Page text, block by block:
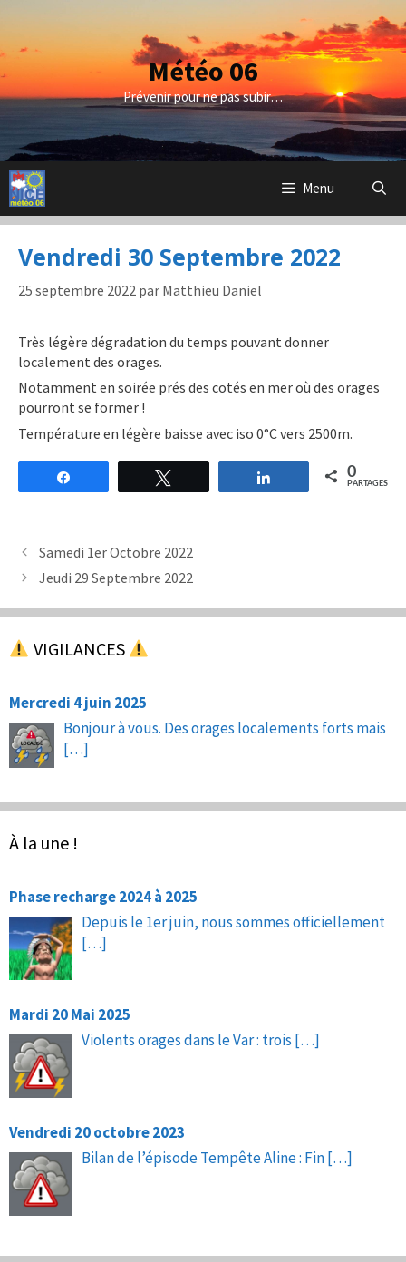
contenu
Météo 06
Prévenir pour ne pas subir…
Menu
Vendredi 30 Septembre 2022
25 septembre 2022 par Matthieu Daniel
Très légère dégradation du temps pouvant donner
localement des orages.
Notamment en soirée prés des cotés en mer où des orages
pourront se former !
Température en légère baisse avec iso 0°C vers 2500m.
Partagez 0
PARTAGES
Samedi 1er Octobre 2022
Jeudi 29 Septembre 2022
VIGILANCES
Mercredi 4 juin 2025
Bonjour à vous. Des orages localements forts mais
[…]
À la une !
Phase recharge 2024 à 2025
Depuis le 1er juin, nous sommes officiellement
[…]
Mardi 20 Mai 2025
Violents orages dans le Var : trois […]
Vendredi 20 octobre 2023
Bilan de l’épisode Tempête Aline : Fin[…]